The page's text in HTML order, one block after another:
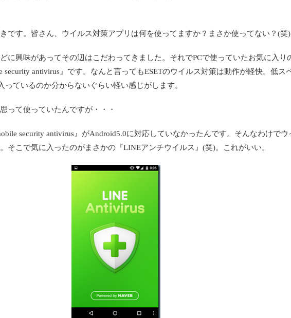
です。皆さん、ウイルス対策アプリは何を使ってますか？まさか使ってない？(笑)
に興味があってその辺はこだわってきました。それでPCで使っていたお気に入り
security antivirus』です。なんと言ってもESETのウイルス対策は動作が軽快。低ス
っているのか分からないぐらい軽い感じがします。
って使っていたんですが・・・
security antivirus』がAndroid5.0に対応していなかったんです。そんなわけでウ
そこで気に入ったのがまさかの『LINEアンチウイルス』(笑)。これがいい。